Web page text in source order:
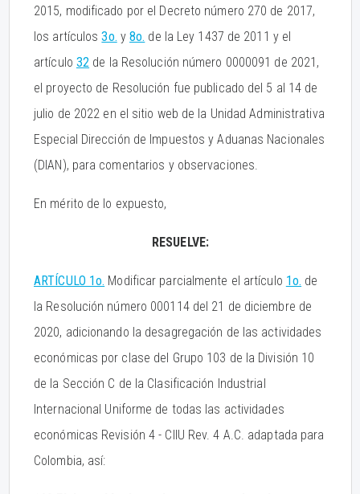
2015, modificado por el Decreto número 270 de 2017,
los artículos3o. y8o. de la Ley 1437 de 2011 y el
artículo 32 de la Resolución número 0000091 de 2021,
el proyecto de Resolución fue publicado del 5 al 14 de
julio de 2022 en el sitio web de la Unidad Administrativa
Especial Dirección de Impuestos y Aduanas Nacionales
(DIAN), para comentarios y observaciones.
En mérito de lo expuesto,
RESUELVE:
ARTÍCULO 1o. Modificar parcialmente el artículo 1o. de
la Resolución número 000114 del 21 de diciembre de
2020, adicionando la desagregación de las actividades
económicas por clase del Grupo 103 de la División 10
de la Sección C de la Clasificación Industrial
Internacional Uniforme de todas las actividades
económicas Revisión 4 - CIIU Rev. 4 A.C. adaptada para
Colombia, así: